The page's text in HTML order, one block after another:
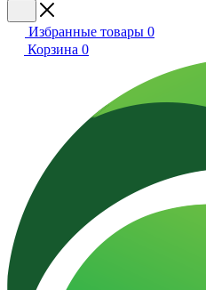
Избранные товары 0
Корзина 0